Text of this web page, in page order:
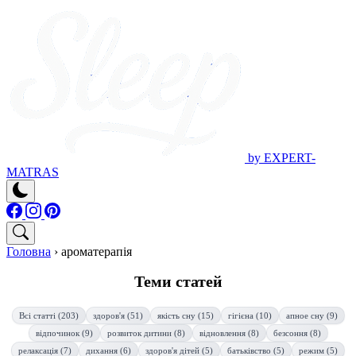
by EXPERT-
MATRAS
Головна › ароматерапія
Теми статей
Всі статті (203) здоров'я (51) якість сну (15) гігієна (10)
апное сну (9)
відпочинок (9)
розвиток дитини (8) відновлення (8)
безсоння (8)
релаксація (7)
дихання (6) здоров'я дітей (5) батьківство (5)
режим (5)